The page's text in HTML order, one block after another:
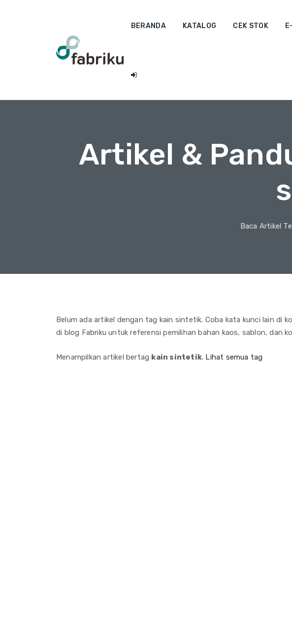
BERANDA KATALOG CEK STOK
Artikel &
Baca Artikel
Belum ada artikel dengan tag kain sintetik. Coba kata kunci lain di
di blog Fabriku untuk referensi pemilihan bahan kaos, sablon, dan
Menampilkan artikel bertag kain sintetik. Lihat semua tag